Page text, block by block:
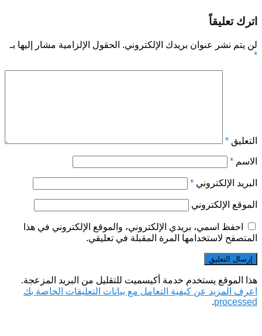
اترك تعليقاً
لن يتم نشر عنوان بريدك الإلكتروني. الحقول الإلزامية مشار إليها بـ
*
التعليق *
الاسم *
البريد الإلكتروني *
الموقع الإلكتروني
احفظ اسمي، بريدي الإلكتروني، والموقع الإلكتروني في هذا
المتصفح لاستخدامها المرة المقبلة في تعليقي.
هذا الموقع يستخدم خدمة أكيسميت للتقليل من البريد المزعجة.
اعرف المزيد عن كيفية التعامل مع بيانات التعليقات الخاصة بك
processed
.